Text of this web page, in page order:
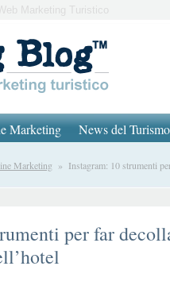
Marketing Turistico
Marketing News del Turismo
Marketing » Instagram: 10 strumenti
per far